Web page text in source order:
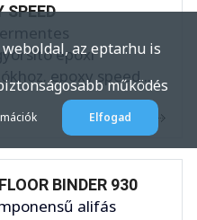
SPEED
epoxi
epoxy speed ...
BINDER 930
alifás
az eptar.hu is
működés
Elfogad